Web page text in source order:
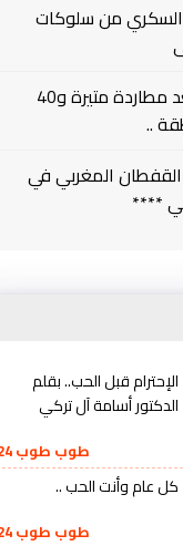
السكري من سلوكات
سقوط (الإمبراطور) بعد مطاردة متيرة و40
..
القفطان المغربي في
****
الإحترام قبل الحب.. بقلم
الدكتور أسامة آل تركي
طوب طوب 24
كل عام وأنت الحب ..
طوب طوب 24